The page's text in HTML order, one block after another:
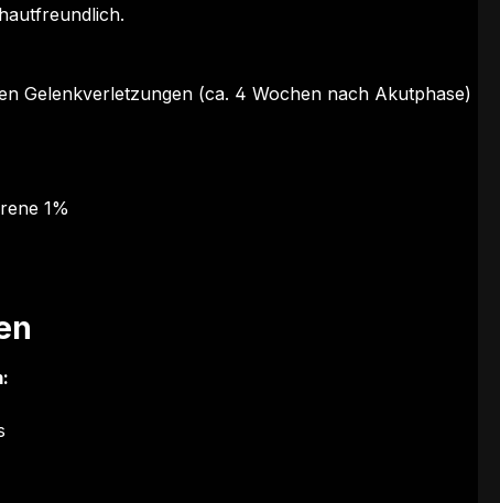
Gelenkverletzungen (ca. 4 Wochen nach Akutphase)
1%